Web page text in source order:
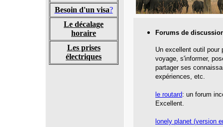
Besoin d'un visa?
Le décalage
horaire
Les prises
électriques
Forums de
Un excellent outil pour
voyage, s'informer,
partager ses
expériences, etc.
le routard: un forum
Excellent.
lonely planet (version